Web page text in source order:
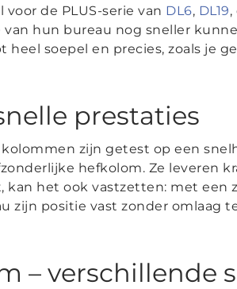
de PLUS-serie van DL6, DL19,
van hun bureau nog sneller
soepel en precies, zoals je
prestaties
zijn getest op een
hefkolom. Ze leveren
kan het ook vastzetten: met een
zijn positie vast zonder omlaag
– verschillende